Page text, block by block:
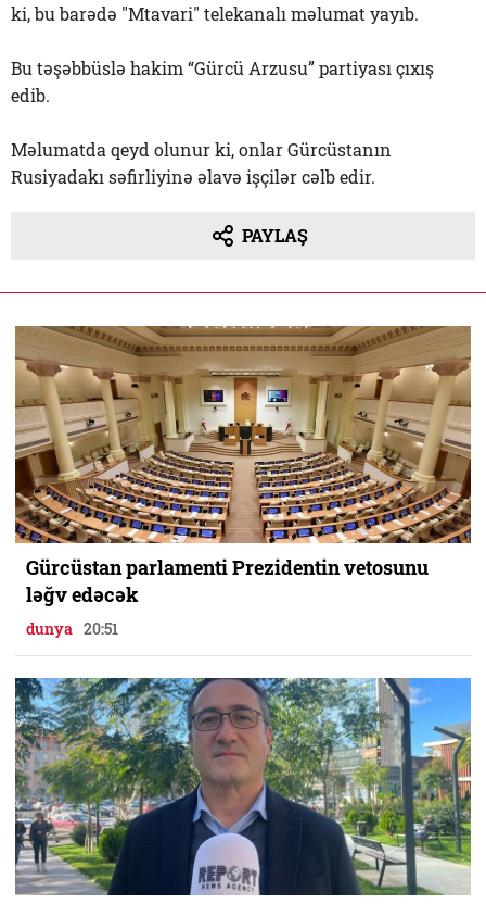
ki, bu barədə "Mtavari" telekanalı məlumat yayıb.
Bu təşəbbüslə hakim “Gürcü Arzusu” partiyası çıxış
edib.
Məlumatda qeyd olunur ki, onlar Gürcüstanın
Rusiyadakı səfirliyinə əlavə işçilər cəlb edir.
PAYLAŞ
Gürcüstan parlamenti Prezidentin vetosunu
ləğv edəcək
dunya 20:51